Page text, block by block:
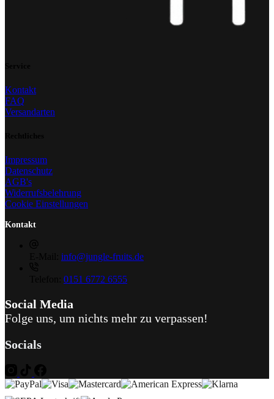
Kontakt
FAQ
Versandarten
Impressum
Datenschutz
AGB's
Widerrufsbelehrung
Cookie Einstellungen
Kontakt
info@jungle-fruits.de
0151 6772 6555
Social Media
Folge uns, um nichts mehr zu verpassen!
Socials